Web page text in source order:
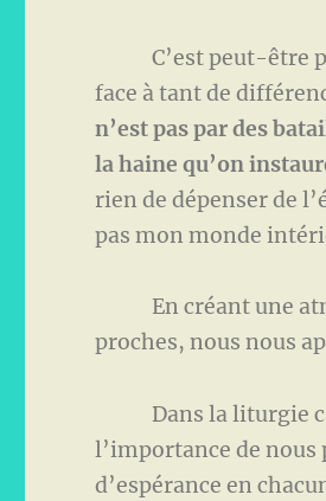
C’est peut-être
face à tant de
n’est paspar des
la hainequ’on
rien de dépenser de
pas mon monde
En créant une
proches, nous nous
Dans la liturgie
l’importance de
d’espérance en